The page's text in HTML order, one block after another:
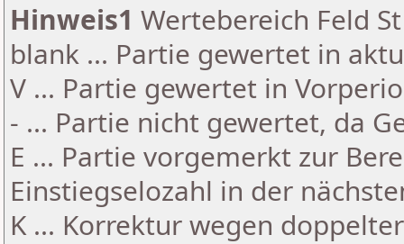
Hinweis1 Wertebereich Feld
blank ... Partie gewertet in
V ... Partie gewertet in
- ... Partie nicht gewertet, da
E ... Partie vorgemerkt zur
Einstiegselozahl in der
K ... Korrektur wegen